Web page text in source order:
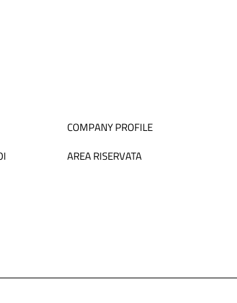
COMPANY PROFILE
AREA RISERVATA